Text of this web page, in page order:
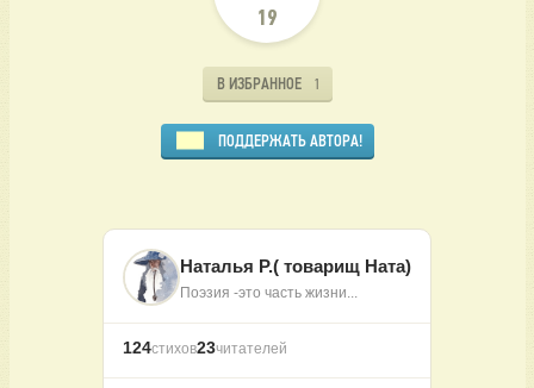
19
В ИЗБРАННОЕ 1
ПОДДЕРЖАТЬ АВТОРА!
Наталья Р.( товарищ Ната)
Поэзия -это часть жизни...
124стихов23читателей